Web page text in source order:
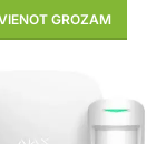
GROZAM